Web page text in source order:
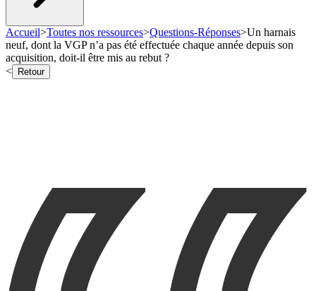
Accueil>Toutes nos ressources>Questions-Réponses>Un harnais
neuf, dont la VGP n’a pas été effectuée chaque année depuis son
acquisition, doit-il être mis au rebut ?
<
Retour